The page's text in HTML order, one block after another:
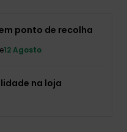
ponto de recolha
12 Agosto
na loja